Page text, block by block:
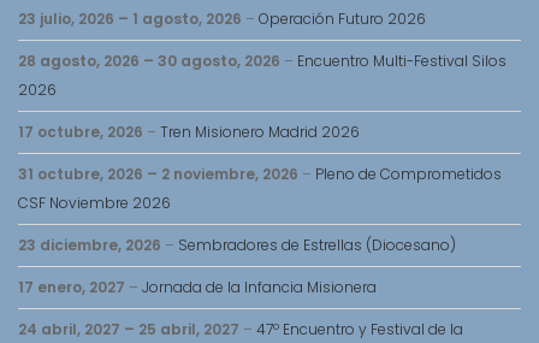
23 julio, 2026 – 1 agosto, 2026 – Operación Futuro 2026
28 agosto, 2026 – 30 agosto, 2026 – Encuentro Multi-Festival Silos
2026
17 octubre, 2026 – Tren Misionero Madrid 2026
31 octubre, 2026 – 2 noviembre, 2026 – Pleno de Comprometidos
CSF Noviembre 2026
23 diciembre, 2026 – Sembradores de Estrellas (Diocesano)
17 enero, 2027 – Jornada de la Infancia Misionera
24 abril, 2027 – 25 abril, 2027 – 47º Encuentro y Festival de la